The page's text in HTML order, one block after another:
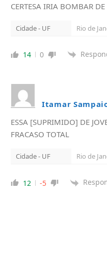
CERTESA IRIA BOMBAR DE
Cidade - UF Rio de
14 0
Itamar
ESSA [SUPRIMIDO] DE
FRACASO TOTAL
Cidade - UF Rio de
12 -5